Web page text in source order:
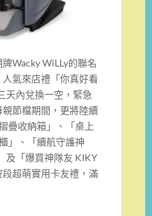
Wacky WiLLy的聯名
氣來店禮「你真好看
天內兌換一空，緊急
節檔期間，更將陸續
疊收納箱」、「桌上
」、「續航守護神
及「爆買神隊友 KIKY
超萌實用卡友禮，滿